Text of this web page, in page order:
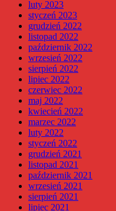
luty 2023
styczeń 2023
grudzień 2022
listopad 2022
październik 2022
wrzesień 2022
sierpień 2022
lipiec 2022
czerwiec 2022
maj 2022
kwiecień 2022
marzec 2022
luty 2022
styczeń 2022
grudzień 2021
listopad 2021
październik 2021
wrzesień 2021
sierpień 2021
lipiec 2021